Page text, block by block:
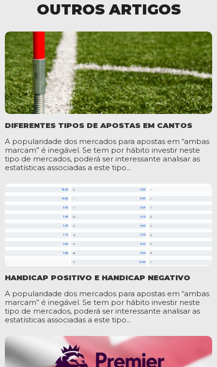
OUTROS ARTIGOS
DIFERENTES TIPOS DE APOSTAS EM CANTOS
A popularidade dos mercados para apostas em “ambas
marcam” é inegável. Se tem por hábito investir neste
tipo de mercados, poderá ser interessante analisar as
estatísticas associadas a este tipo...
HANDICAP POSITIVO E HANDICAP NEGATIVO
A popularidade dos mercados para apostas em “ambas
marcam” é inegável. Se tem por hábito investir neste
tipo de mercados, poderá ser interessante analisar as
estatísticas associadas a este tipo...